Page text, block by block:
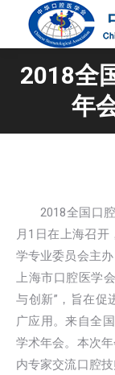
2018全
年
2018全国口
月1日在上海召
学专业委员会主
上海市口腔医学
与创新”，旨在促
广应用。来自全
学术年会。 本次
内专家交流口腔